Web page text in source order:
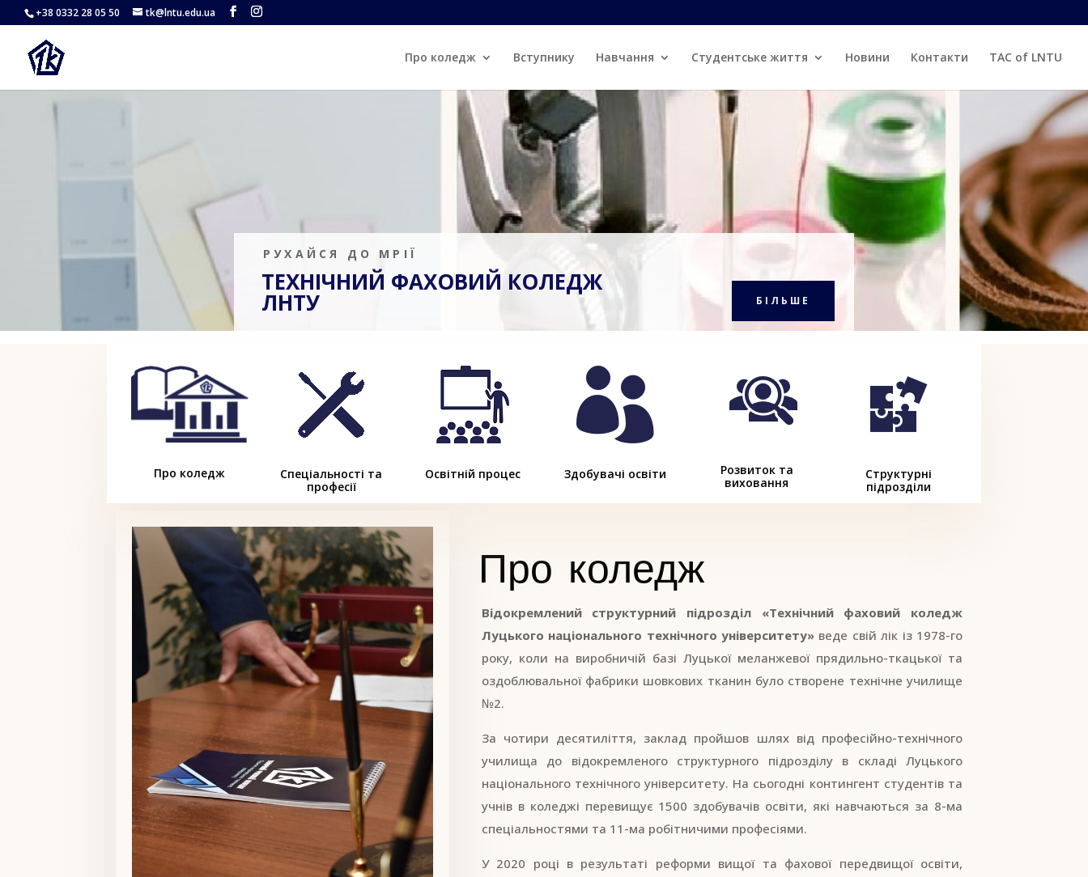
+38 0332 28 05 50 tk@lntu.edu.ua
Про коледж Вступнику Навчання Студентське життя Новини Контакти TAC of LNTU
РУХАЙСЯ ДО МРІЇ
ТЕХНІЧНИЙ ФАХОВИЙ КОЛЕДЖ
ЛНТУ БІЛЬШЕ
Про коледж
Спеціальності та
професії
Освітній процес

Здобувачі освіти
Розвиток та
виховання
Структурні
підрозділи
Про коледж
Відокремлений структурний підрозділ «Технічний фаховий коледж
Луцького національного технічного університету»веде свій лік із 1978-го
року, коли на виробничій базі Луцької меланжевої прядильно-ткацької та
оздоблювальної фабрики шовкових тканин було створене технічне училище
№2.
За чотири десятиліття, заклад пройшов шлях від професійно-технічного
училища до відокремленого структурного підрозділу в складі Луцького
національного технічного університету. На сьогодні контингент студентів та
учнів в коледжі перевищує 1500 здобувачів освіти, які навчаються за 8-ма
спеціальностями та 11-ма робітничими професіями.
У 2020 році в результаті реформи вищої та фахової передвищої освіти,